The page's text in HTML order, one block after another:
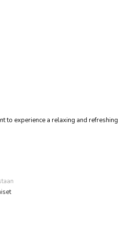
to experience a relaxing and refreshing